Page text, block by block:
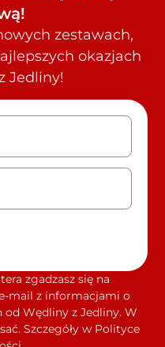
zestawach,
okazjach
Jedliny!
zgadzasz się na
mail z informacjami o
Wędliny z Jedliny. W
Szczegóły w Polityce